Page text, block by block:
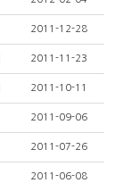
2011-12-28
2011-11-23
2011-10-11
2011-09-06
2011-07-26
2011-06-08